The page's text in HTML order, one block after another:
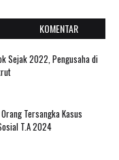
KOMENTAR
Sejak 2022, Pengusaha di
Tersangka Kasus
T.A 2024